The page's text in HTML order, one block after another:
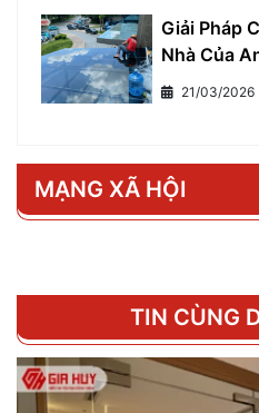
Giải Pháp
Nhà Của
Nhiệt Cho
21/03/2026
MẠNG XÃ HỘI
TIN CÙNG